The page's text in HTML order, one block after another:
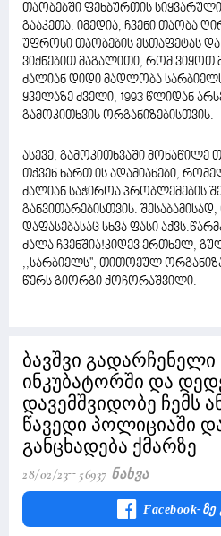
თაობებში ფეხბურთის
გააკეთა. იმედია, ჩვენი თაობა
უფროსი თაობების ესთაფეტას
ვიქნებით მაგალითი, რომ
ძალიან დიდი მადლობა
ყველაზე ძველი, 1993 წლიდან
გამოკითხვის ორგანიზებისთვის.
ასევე, გამოკითხვაში
თქვენ ხართ ის ადამიანები,
ძალიან საჭიროა პრობლემების
განვითარებისთვის. შესაბამისად,
დაფასებასაც სხვა ფასი
ძალა ჩვენშია!კიდევ ერთხელ,
,,სარბიელს'', თითოეულ
წერს გიორგი ქოჩორაშვილი.
ბავშვი გადარჩენელი
ინკუბატორში და
დავემშვიდობე ჩემს
წავედი პოლიციაში
განცხადება ქმარზე
28/02/23 56937 Ნახვა
Facebook-